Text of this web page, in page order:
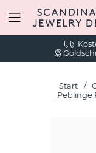
Start
Peblinge